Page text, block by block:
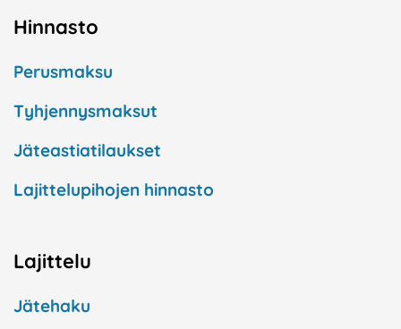
Hinnasto
Perusmaksu
Tyhjennysmaksut
Jäteastiatilaukset
Lajittelupihojen hinnasto
Lajittelu
Jätehaku